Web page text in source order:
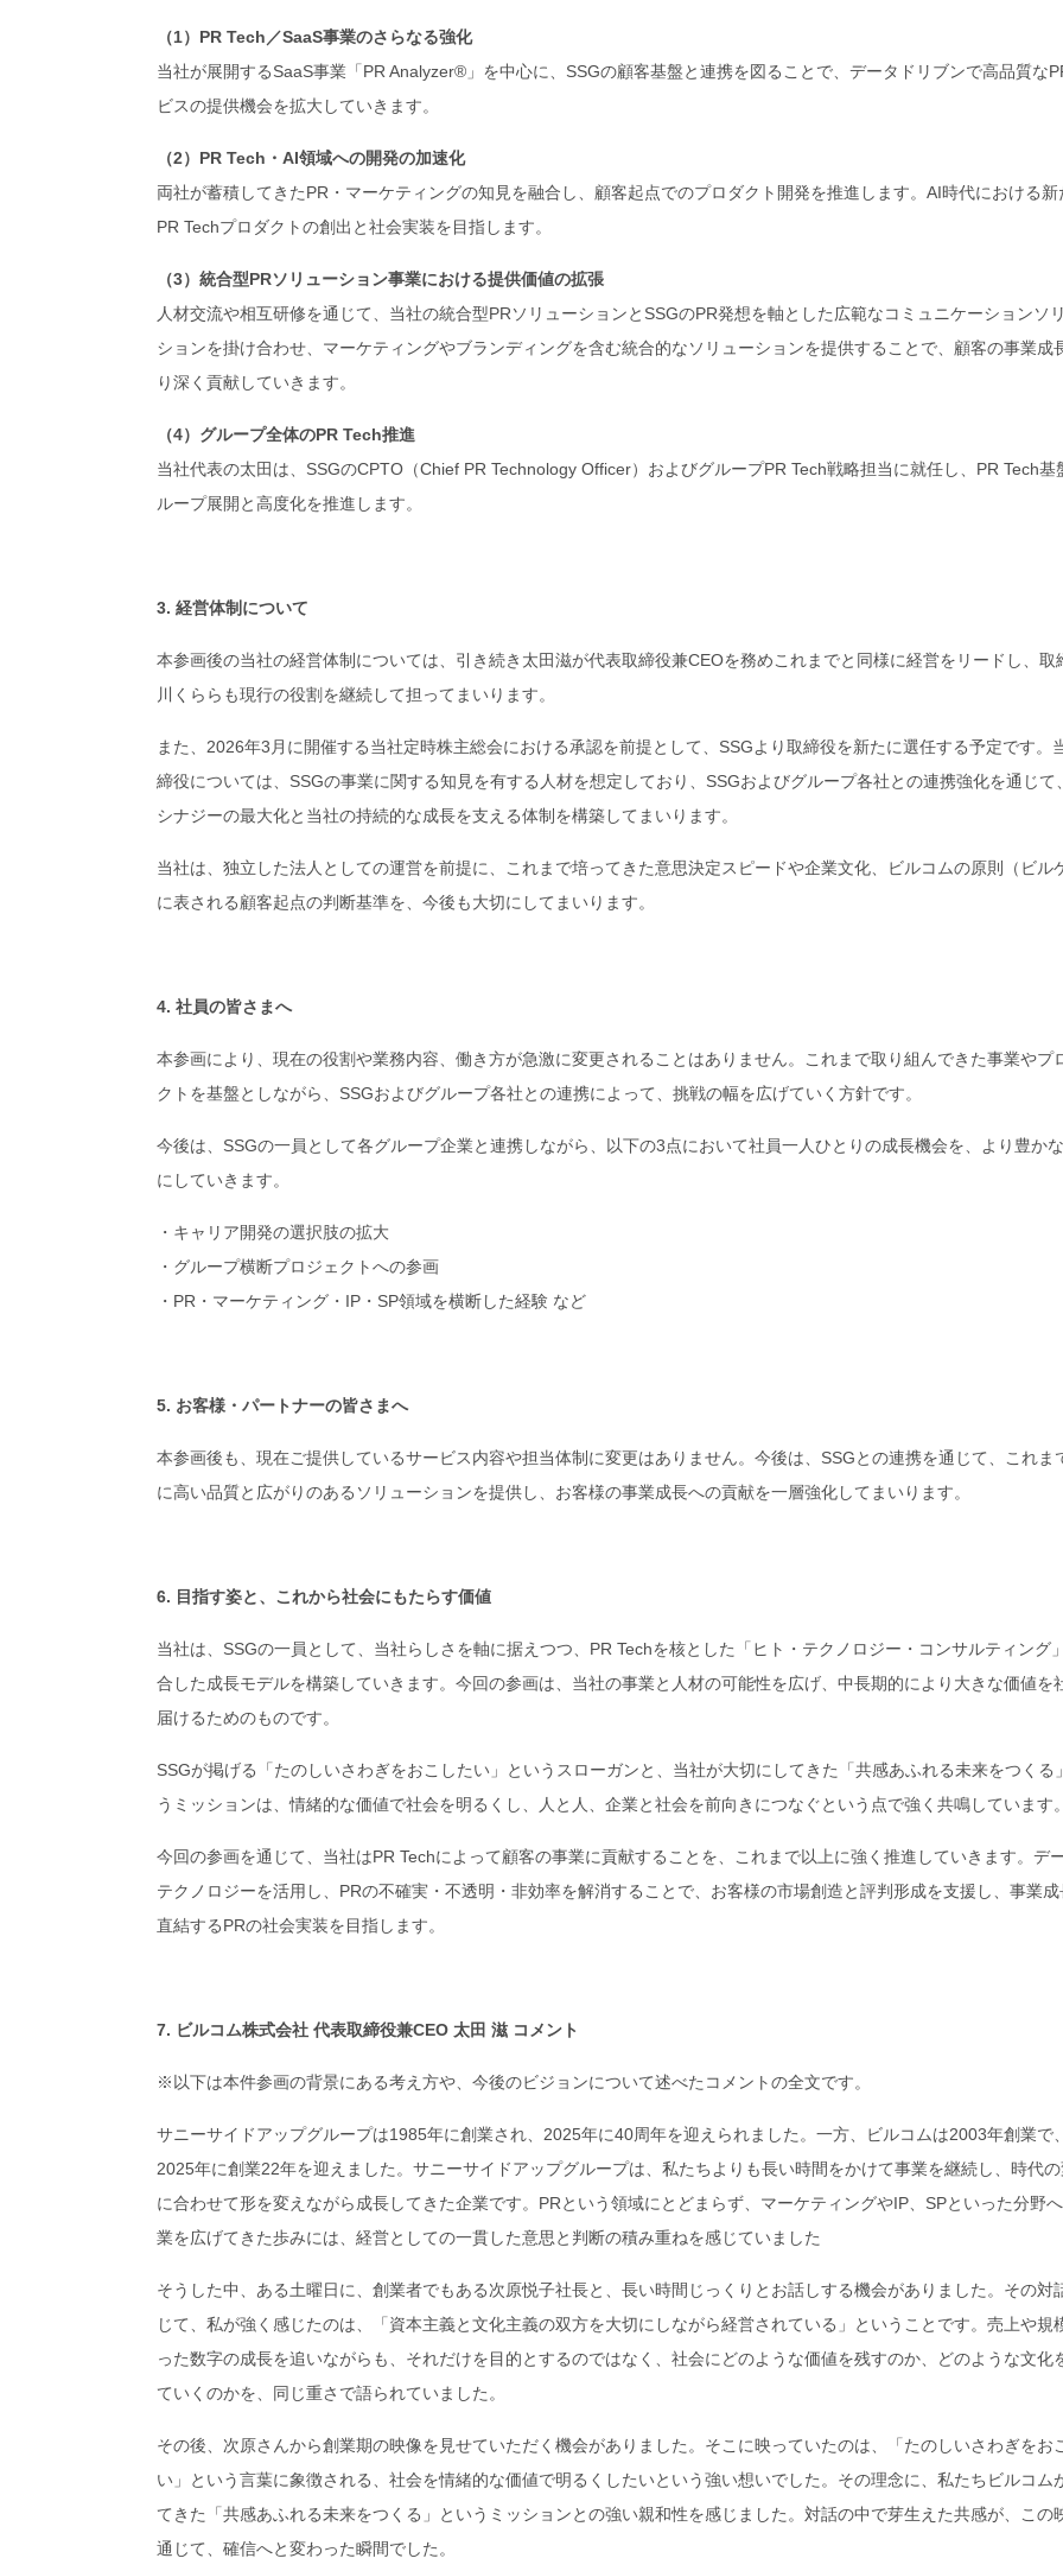
（1）PR Tech／SaaS事業のさらなる強化
当社が展開するSaaS事業「PR Analyzer®」を中心に、SSGの顧客基盤と連携を図ることで、データドリブンで高品質な
ビスの提供機会を拡大していきます。
（2）PR Tech・AI領域への開発の加速化
両社が蓄積してきたPR・マーケティングの知見を融合し、顧客起点でのプロダクト開発を推進します。AI時代における新
PR Techプロダクトの創出と社会実装を目指します。
（3）統合型PRソリューション事業における提供価値の拡張
人材交流や相互研修を通じて、当社の統合型PRソリューションとSSGのPR発想を軸とした広範なコミュニケーションソ
ションを掛け合わせ、マーケティングやブランディングを含む統合的なソリューションを提供することで、顧客の事業成
り深く貢献していきます。
（4）グループ全体のPR Tech推進
当社代表の太田は、SSGのCPTO（Chief PR Technology Officer）およびグループPR Tech戦略担当に就任し、PR Tech基
ループ展開と高度化を推進します。
3. 経営体制について
本参画後の当社の経営体制については、引き続き太田滋が代表取締役兼CEOを務めこれまでと同様に経営をリードし、取
川くららも現行の役割を継続して担ってまいります。
また、2026年3月に開催する当社定時株主総会における承認を前提として、SSGより取締役を新たに選任する予定です。
締役については、SSGの事業に関する知見を有する人材を想定しており、SSGおよびグループ各社との連携強化を通じて
シナジーの最大化と当社の持続的な成長を支える体制を構築してまいります。
当社は、独立した法人としての運営を前提に、これまで培ってきた意思決定スピードや企業文化、ビルコムの原則（ビル
に表される顧客起点の判断基準を、今後も大切にしてまいります。
4. 社員の皆さまへ
本参画により、現在の役割や業務内容、働き方が急激に変更されることはありません。これまで取り組んできた事業やプ
クトを基盤としながら、SSGおよびグループ各社との連携によって、挑戦の幅を広げていく方針です。
今後は、SSGの一員として各グループ企業と連携しながら、以下の3点において社員一人ひとりの成長機会を、より豊か
にしていきます。
キャリア開発の選択肢の拡大
グループ横断プロジェクトへの参画
PR・マーケティング・IP・SP領域を横断した経験 など
5. お客様・パートナーの皆さまへ
本参画後も、現在ご提供しているサービス内容や担当体制に変更はありません。今後は、SSGとの連携を通じて、これま
に高い品質と広がりのあるソリューションを提供し、お客様の事業成長への貢献を一層強化してまいります。
6. 目指す姿と、これから社会にもたらす価値
当社は、SSGの一員として、当社らしさを軸に据えつつ、PR Techを核とした「ヒト・テクノロジー・コンサルティング
合した成長モデルを構築していきます。今回の参画は、当社の事業と人材の可能性を広げ、中長期的により大きな価値を
届けるためのものです。
SSGが掲げる「たのしいさわぎをおこしたい」というスローガンと、当社が大切にしてきた「共感あふれる未来をつくる
うミッションは、情緒的な価値で社会を明るくし、人と人、企業と社会を前向きにつなぐという点で強く共鳴しています。
今回の参画を通じて、当社はPR Techによって顧客の事業に貢献することを、これまで以上に強く推進していきます。デ
テクノロジーを活用し、PRの不確実・不透明・非効率を解消することで、お客様の市場創造と評判形成を支援し、事業成
直結するPRの社会実装を目指します。
7. ビルコム株式会社 代表取締役兼CEO 太田 滋 コメント
※以下は本件参画の背景にある考え方や、今後のビジョンについて述べたコメントの全文です。
サニーサイドアップグループは1985年に創業され、2025年に40周年を迎えられました。一方、ビルコムは2003年創業で、
2025年に創業22年を迎えました。サニーサイドアップグループは、私たちよりも長い時間をかけて事業を継続し、時代
に合わせて形を変えながら成長してきた企業です。PRという領域にとどまらず、マーケティングやIP、SPといった分野
業を広げてきた歩みには、経営としての一貫した意思と判断の積み重ねを感じていました
そうした中、ある土曜日に、創業者でもある次原悦子社長と、長い時間じっくりとお話しする機会がありました。その対
じて、私が強く感じたのは、「資本主義と文化主義の双方を大切にしながら経営されている」ということです。売上や規
った数字の成長を追いながらも、それだけを目的とするのではなく、社会にどのような価値を残すのか、どのような文化
ていくのかを、同じ重さで語られていました。
その後、次原さんから創業期の映像を見せていただく機会がありました。そこに映っていたのは、「たのしいさわぎをお
い」という言葉に象徴される、社会を情緒的な価値で明るくしたいという強い想いでした。その理念に、私たちビルコム
てきた「共感あふれる未来をつくる」というミッションとの強い親和性を感じました。対話の中で芽生えた共感が、この
通じて、確信へと変わった瞬間でした。